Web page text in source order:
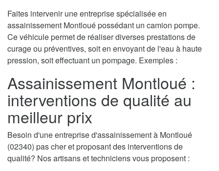
Faites intervenir une entreprise spécialisée en
assainissement Montloué possédant un camion pompe.
Ce véhicule permet de réaliser diverses prestations de
curage ou préventives, soit en envoyant de l'eau à haute
pression, soit effectuant un pompage. Exemples :
Assainissement Montloué :
interventions de qualité au
meilleur prix
Besoin d'une entreprise d'assainissement à Montloué
(02340) pas cher et proposant des interventions de
qualité? Nos artisans et techniciens vous proposent :